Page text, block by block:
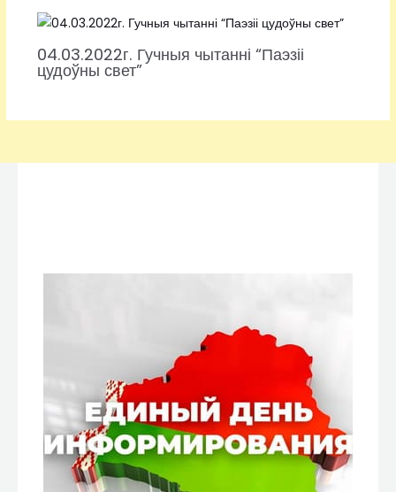
04.03.2022г. Гучныя чытанні “Паэзіі
цудоўны свет”